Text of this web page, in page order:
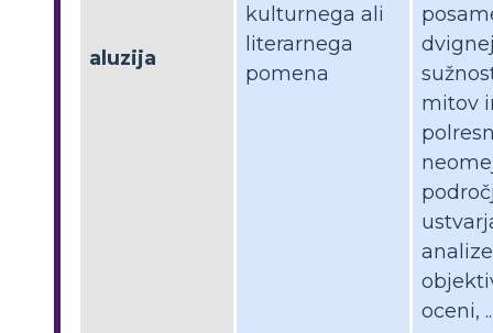
aluzija
kulturnega ali
literarnega
pomena
mitov
oceni,